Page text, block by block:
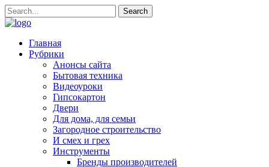
Главная
Рубрики
Анонсы сайта
Бытовая техника
Видеоуроки
Гипсокартон
Двери
Для дома, для семьи
Загородное строительство
И смех и грех
Инструменты
Бренды производителей